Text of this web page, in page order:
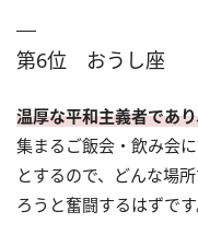
第6位 おうし座
温厚な平和主義者であ
集まるご飯会・飲み会
とするので、どんな場
ろうと奮闘するはずです